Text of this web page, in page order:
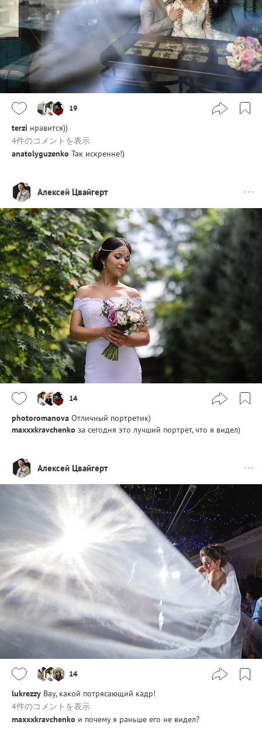
19
terzi нравится))
4件のコメントを表示
anatolyguzenko Так искренне!)
Алексей Цвайгерт
14
photoromanova Отличный портретик)
maxxxkravchenko за сегодня это лучший портрет, что я видел)
Алексей Цвайгерт
14
lukrezzy Вау, какой потрясающий кадр!
4件のコメントを表示
maxxxkravchenko и почему я раньше его не видел?